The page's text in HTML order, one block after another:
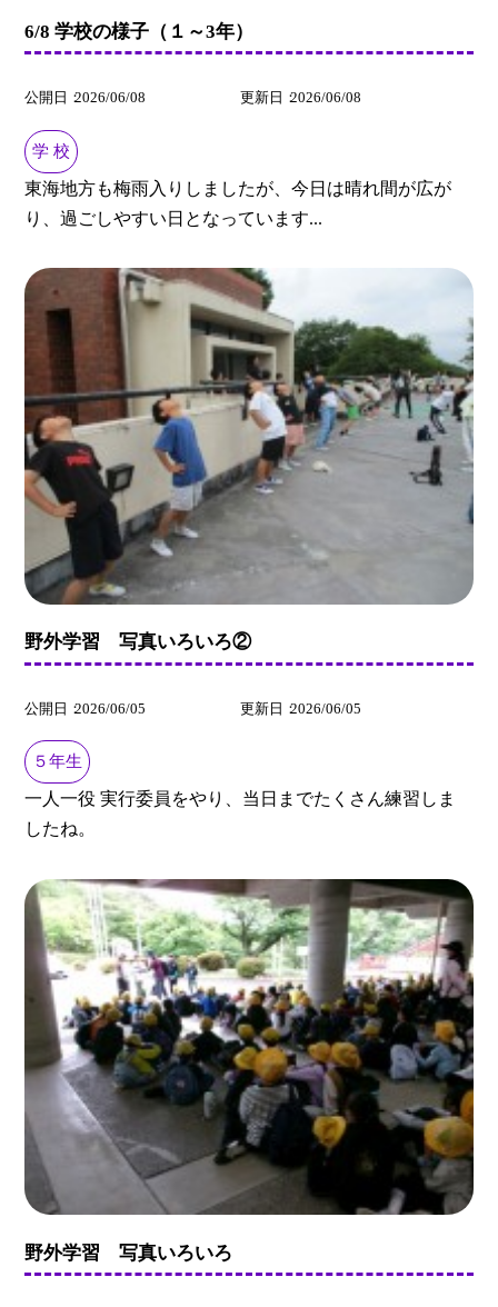
6/8 学校の様子（１～3年）
公開日 2026/06/08 更新日 2026/06/08
学 校
東海地方も梅雨入りしましたが、今日は晴れ間が広が
り、過ごしやすい日となっています...
野外学習 写真いろいろ②
公開日 2026/06/05 更新日 2026/06/05
５年生
一人一役 実行委員をやり、当日までたくさん練習しま
したね。
野外学習 写真いろいろ